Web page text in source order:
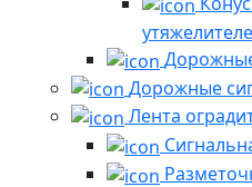
Дорожные
Лента